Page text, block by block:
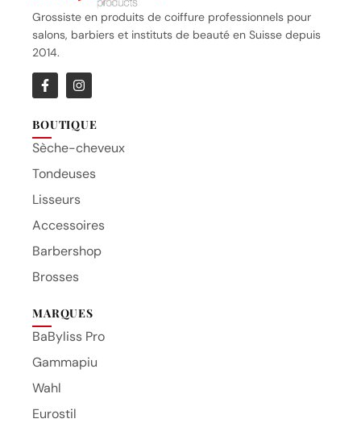
Grossiste en produits de coiffure professionnels pour
salons, barbiers et instituts de beauté en Suisse depuis
2014.
BOUTIQUE
Sèche-cheveux
Tondeuses
Lisseurs
Accessoires
Barbershop
Brosses
MARQUES
BaByliss Pro
Gammapiu
Wahl
Eurostil